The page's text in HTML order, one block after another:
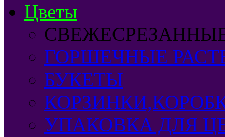
Цветы
ГОРШЕЧНЫЕ
БУКЕТЫ
УПАКОВКА ДЛЯ